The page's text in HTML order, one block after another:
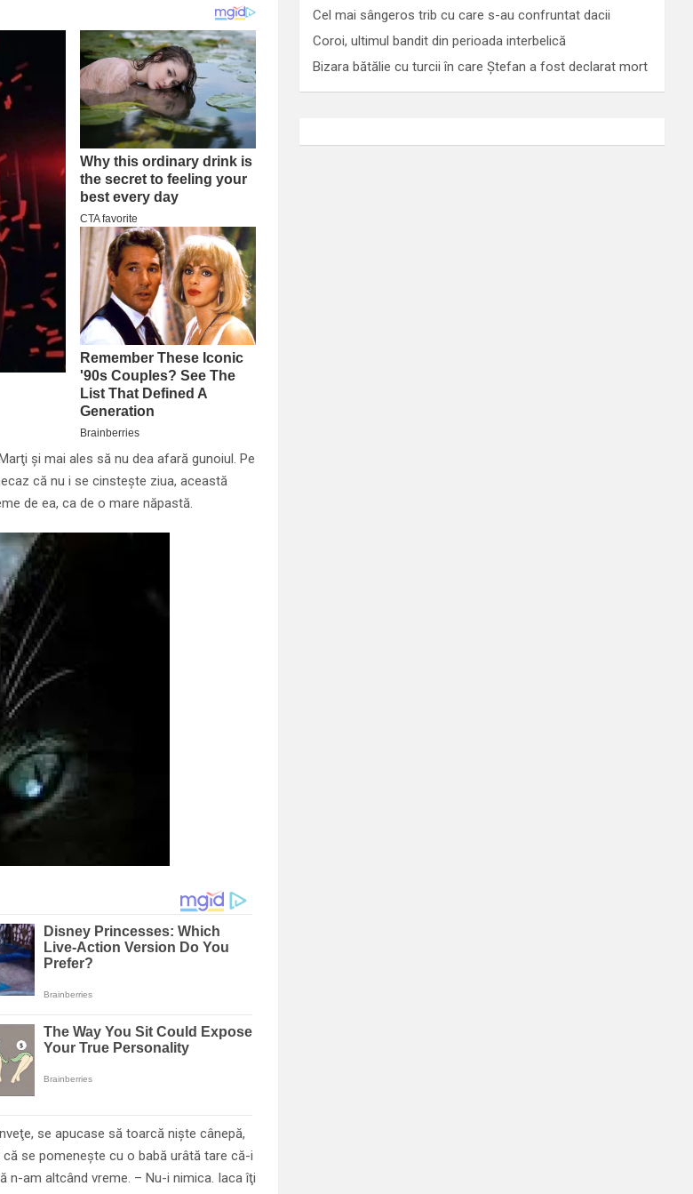
şi mai ales să nu dea afară gunoiul. Pe
că nu i se cinsteşte ziua, această
de ea, ca de o mare năpastă.
se apucase să toarcă nişte cânepă,
se pomeneşte cu o babă urâtă tare că-i
n-am altcând vreme. – Nu-i nimica. Iaca îţi
Cel mai sângeros trib cu care s-au confruntat dacii
Coroi, ultimul bandit din perioada interbelică
Bizara bătălie cu turcii în care Ștefan a fost declarat mort